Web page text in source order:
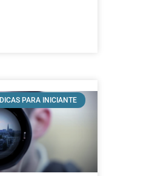
DICAS PARA INICIANTE